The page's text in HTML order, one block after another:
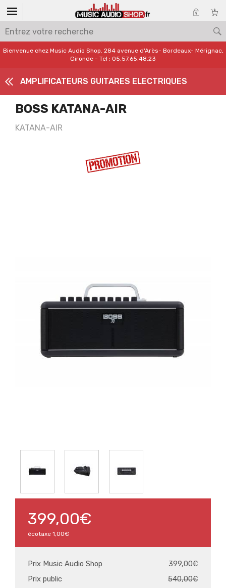
Bienvenue chez Music Audio Shop. 284 avenue d'Arès- Bordeaux- Mérignac,
Gironde - Tel : 05.57.65.48.23
AMPLIFICATEURS GUITARES ELECTRIQUES
BOSS KATANA-AIR
KATANA-AIR
399,00€
écotaxe 1,00€
Prix Music Audio Shop
399,00€
Prix public
540,00€